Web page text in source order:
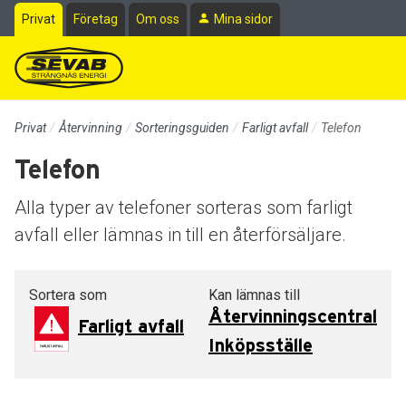
Till sidans huvudinnehåll
Privat Företag Om oss Mina sidor
Privat Återvinning Sorteringsguiden Farligt avfall Telefon
Telefon
Alla typer av telefoner sorteras som farligt
avfall eller lämnas in till en återförsäljare.
Sortera som
Farligt avfall
Kan lämnas till
Återvinningscentral
Inköpsställe